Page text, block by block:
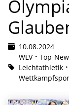
10.08.2024
WLV
Top-
Leichtathletik